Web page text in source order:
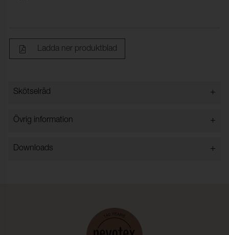
Ladda ner produktblad
Skötselråd +
Övrig information +
Downloads +